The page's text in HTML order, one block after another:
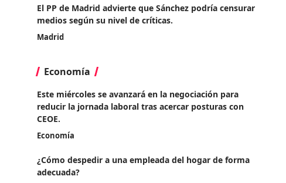
El PP de Madrid advierte que Sánchez podría censurar
medios según su nivel de críticas.
Madrid
Economía
Este miércoles se avanzará en la negociación para
reducir la jornada laboral tras acercar posturas con
CEOE.
Economía
¿Cómo despedir a una empleada del hogar de forma
adecuada?